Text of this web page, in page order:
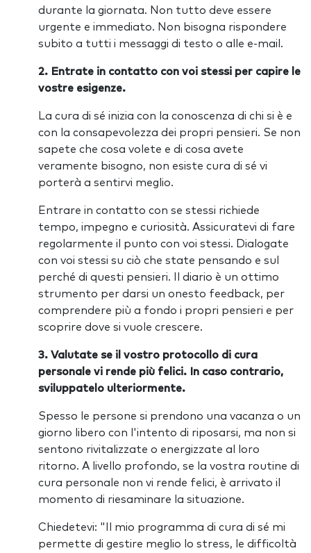
durante la giornata. Non tutto deve essere
urgente e immediato. Non bisogna rispondere
subito a tutti i messaggi di testo o alle e-mail.
2. Entrate in contatto con voi stessi per capire le
vostre esigenze.
La cura di sé inizia con la conoscenza di chi si è e
con la consapevolezza dei propri pensieri. Se non
sapete che cosa volete e di cosa avete
veramente bisogno, non esiste cura di sé vi
porterà a sentirvi meglio.
Entrare in contatto con se stessi richiede
tempo, impegno e curiosità. Assicuratevi di fare
regolarmente il punto con voi stessi. Dialogate
con voi stessi su ciò che state pensando e sul
perché di questi pensieri. Il diario è un ottimo
strumento per darsi un onesto feedback, per
comprendere più a fondo i propri pensieri e per
scoprire dove si vuole crescere.
3. Valutate se il vostro protocollo di cura
personale vi rende più felici. In caso contrario,
sviluppatelo ulteriormente.
Spesso le persone si prendono una vacanza o un
giorno libero con l'intento di riposarsi, ma non si
sentono rivitalizzate o energizzate al loro
ritorno. A livello profondo, se la vostra routine di
cura personale non vi rende felici, è arrivato il
momento di riesaminare la situazione.
Chiedetevi: "Il mio programma di cura di sé mi
permette di gestire meglio lo stress, le difficoltà